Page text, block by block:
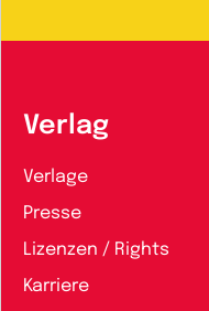
Verlag
Verlage
Presse
Lizenzen / Rights
Karriere